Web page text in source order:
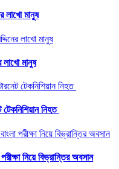
লাখো মানুষ
লাখো মানুষ
নিহত
নিয়ে বিভ্রান্তির অবসান